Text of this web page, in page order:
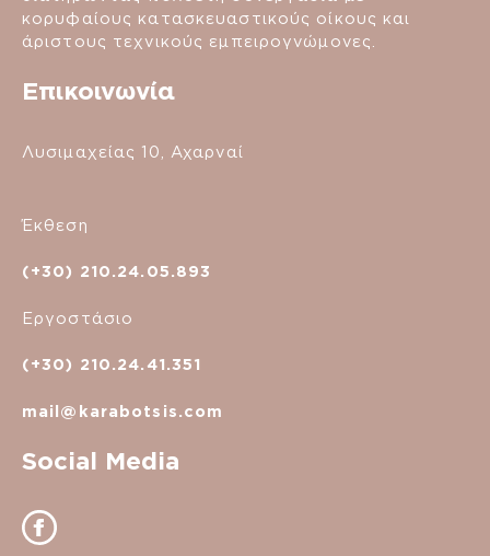
κορυφαίους κατασκευαστικούς οίκους και
άριστους τεχνικούς εμπειρογνώμονες.
Επικοινωνία
Λυσιμαχείας 10, Αχαρναί
Έκθεση
(+30) 210.24.05.893
Εργοστάσιο
(+30) 210.24.41.351
mail@karabotsis.com
Social Media